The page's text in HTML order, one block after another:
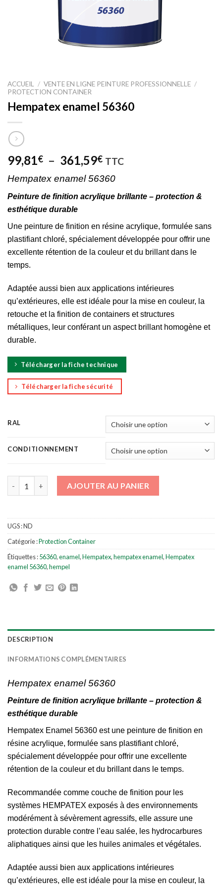
ACCUEIL / VENTE EN LIGNE PEINTURE PROFESSIONNELLE /
PROTECTION CONTAINER
Hempatex enamel 56360
99,81€ – 361,59€Plage
de
prix :
99,81€
361,59€
TTC
Hempatex enamel 56360
Peinture de finition acrylique brillante – protection &
esthétique durable
Une peinture de finition en résine acrylique, formulée sans
plastifiant chloré, spécialement développée pour offrir une
excellente rétention de la couleur et du brillant dans le
temps.
Adaptée aussi bien aux applications intérieures
qu’extérieures, elle est idéale pour la mise en couleur, la
retouche et la finition de containers et structures
métalliques, leur conférant un aspect brillant homogène et
durable.
Télécharger la fiche technique
Télécharger la fiche sécurité
RAL
CONDITIONNEMENT
AJOUTER AU PANIER
UGS :ND
Catégorie :Protection Container
Étiquettes :56360,enamel,Hempatex,hempatex enamel,Hempatex
enamel 56360,hempel
DESCRIPTION
INFORMATIONS COMPLÉMENTAIRES
Hempatex enamel 56360
Peinture de finition acrylique brillante – protection &
esthétique durable
Hempatex Enamel 56360 est une peinture de finition en
résine acrylique, formulée sans plastifiant chloré,
spécialement développée pour offrir une excellente
rétention de la couleur et du brillant dans le temps.
Recommandée comme couche de finition pour les
systèmes HEMPATEX exposés à des environnements
modérément à sévèrement agressifs, elle assure une
protection durable contre l’eau salée, les hydrocarbures
aliphatiques ainsi que les huiles animales et végétales.
Adaptée aussi bien aux applications intérieures
qu’extérieures, elle est idéale pour la mise en couleur, la